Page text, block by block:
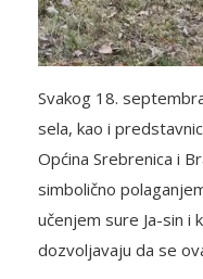
Svakog 18.
sela, kao i
Općina Srebrenica i
simbolično
učenjem sure Ja-sin i
dozvoljavaju da se